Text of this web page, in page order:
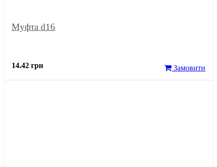
Муфта d16
14.42 грн Замовити